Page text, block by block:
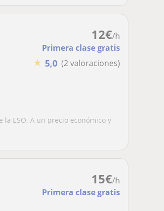
12€/h
Primera clase gratis
★ 5,0 (2 valoraciones)
ESO. A un precio económico y
15€/h
Primera clase gratis